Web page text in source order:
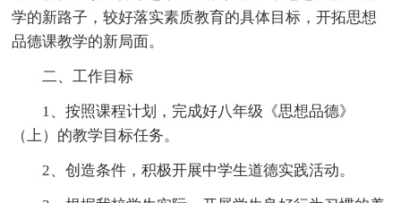
学的新路子，较好落实素质教育的具体目标，开拓思想
品德课教学的新局面。
二、工作目标
1、按照课程计划，完成好八年级《思想品德》
（上）的教学目标任务。
2、创造条件，积极开展中学生道德实践活动。